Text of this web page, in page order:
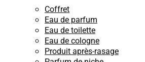
Coffret
Eau de parfum
Eau de toilette
Eau de cologne
Produit après-rasage